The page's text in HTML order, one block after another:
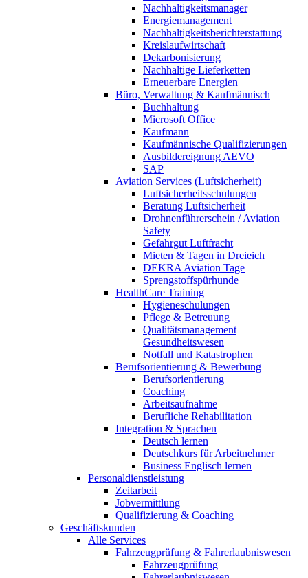
Nachhaltigkeitsmanager
Energiemanagement
Nachhaltigkeitsberichterstattung
Kreislaufwirtschaft
Dekarbonisierung
Nachhaltige Lieferketten
Erneuerbare Energien
Büro, Verwaltung & Kaufmännisch
Buchhaltung
Microsoft Office
Kaufmann
Kaufmännische Qualifizierungen
Ausbildereignung AEVO
SAP
Aviation Services (Luftsicherheit)
Luftsicherheitsschulungen
Beratung Luftsicherheit
Drohnenführerschein / Aviation
Safety
Gefahrgut Luftfracht
Mieten & Tagen in Dreieich
DEKRA Aviation Tage
Sprengstoffspürhunde
HealthCare Training
Hygieneschulungen
Pflege & Betreuung
Qualitätsmanagement
Gesundheitswesen
Notfall und Katastrophen
Berufsorientierung & Bewerbung
Berufsorientierung
Coaching
Arbeitsaufnahme
Berufliche Rehabilitation
Integration & Sprachen
Deutsch lernen
Deutschkurs für Arbeitnehmer
Business Englisch lernen
Personaldienstleistung
Zeitarbeit
Jobvermittlung
Qualifizierung & Coaching
Geschäftskunden
Alle Services
Fahrzeugprüfung & Fahrerlaubniswesen
Fahrzeugprüfung